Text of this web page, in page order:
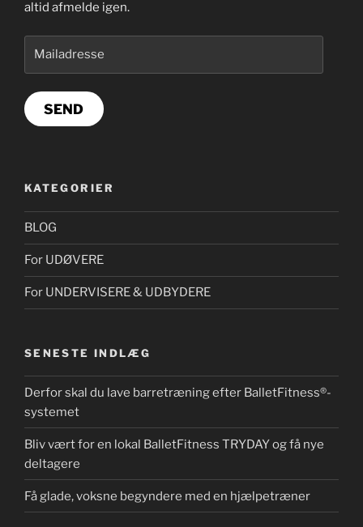
altid afmelde igen.
SEND
KATEGORIER
BLOG
For UDØVERE
For UNDERVISERE & UDBYDERE
SENESTE INDLÆG
Derfor skal du lave barretræning efter BalletFitness®-
systemet
Bliv vært for en lokal BalletFitness TRYDAY og få nye
deltagere
Få glade, voksne begyndere med en hjælpetræner